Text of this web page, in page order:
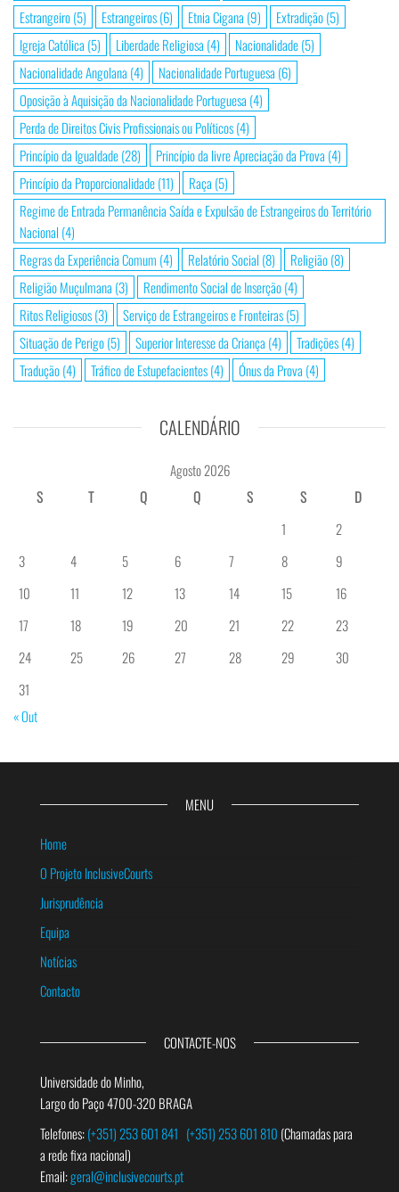
Estrangeiro(5) Estrangeiros(6) Etnia Cigana (9) Extradição(5)
Igreja Católica (5) Liberdade Religiosa (4) Nacionalidade(5)
Nacionalidade Angolana (4) Nacionalidade Portuguesa (6)
Oposição à Aquisição da Nacionalidade Portuguesa (4)
Perda de Direitos Civis Profissionais ou Políticos(4)
Princípio da Igualdade(28) Princípio da livre Apreciação da Prova (4)
Princípio da Proporcionalidade(11) Raça (5)
Regime de Entrada Permanência Saída e Expulsão de Estrangeiros do Território
Nacional (4)
Regras da Experiência Comum (4) Relatório Social (8) Religião(8)
Religião Muçulmana (3) Rendimento Social de Inserção(4)
Ritos Religiosos(3) Serviço de Estrangeiros e Fronteiras(5)
Situação de Perigo(5) Superior Interesse da Criança (4) Tradições(4)
Tradução(4) Tráfico de Estupefacientes(4) Ónus da Prova (4)
CALENDÁRIO
Agosto 2026
S
T Q Q S S
D
1
2
3
4 5 6 7 8
9
10
11 12 13 14 15
16
17
18 19 20 21 22
23
24
25 26 27 28 29
30
31
« Out
MENU
Home
O Projeto InclusiveCourts
Jurisprudência
Equipa
Notícias
Contacto
CONTACTE-NOS
Universidade do Minho,
Largo do Paço 4700-320 BRAGA
Telefones:(+351) 253 601 841 (+351) 253 601 810 (Chamadas para
a rede fixa nacional)
Email:geral@inclusivecourts.pt